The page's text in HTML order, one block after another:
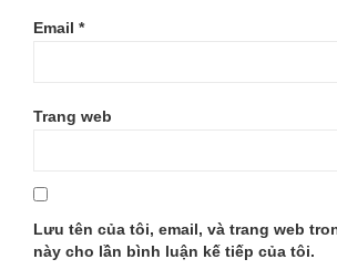
Email *
Trang web
Lưu tên của tôi, email, và trang web
này cho lần bình luận kế tiếp của tôi.